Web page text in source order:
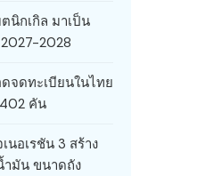
นิกเกิล มาเป็น
2028
จดทะเบียนในไทย
คัน
นอเรชัน 3 สร้าง
ำมัน ขนาดถัง